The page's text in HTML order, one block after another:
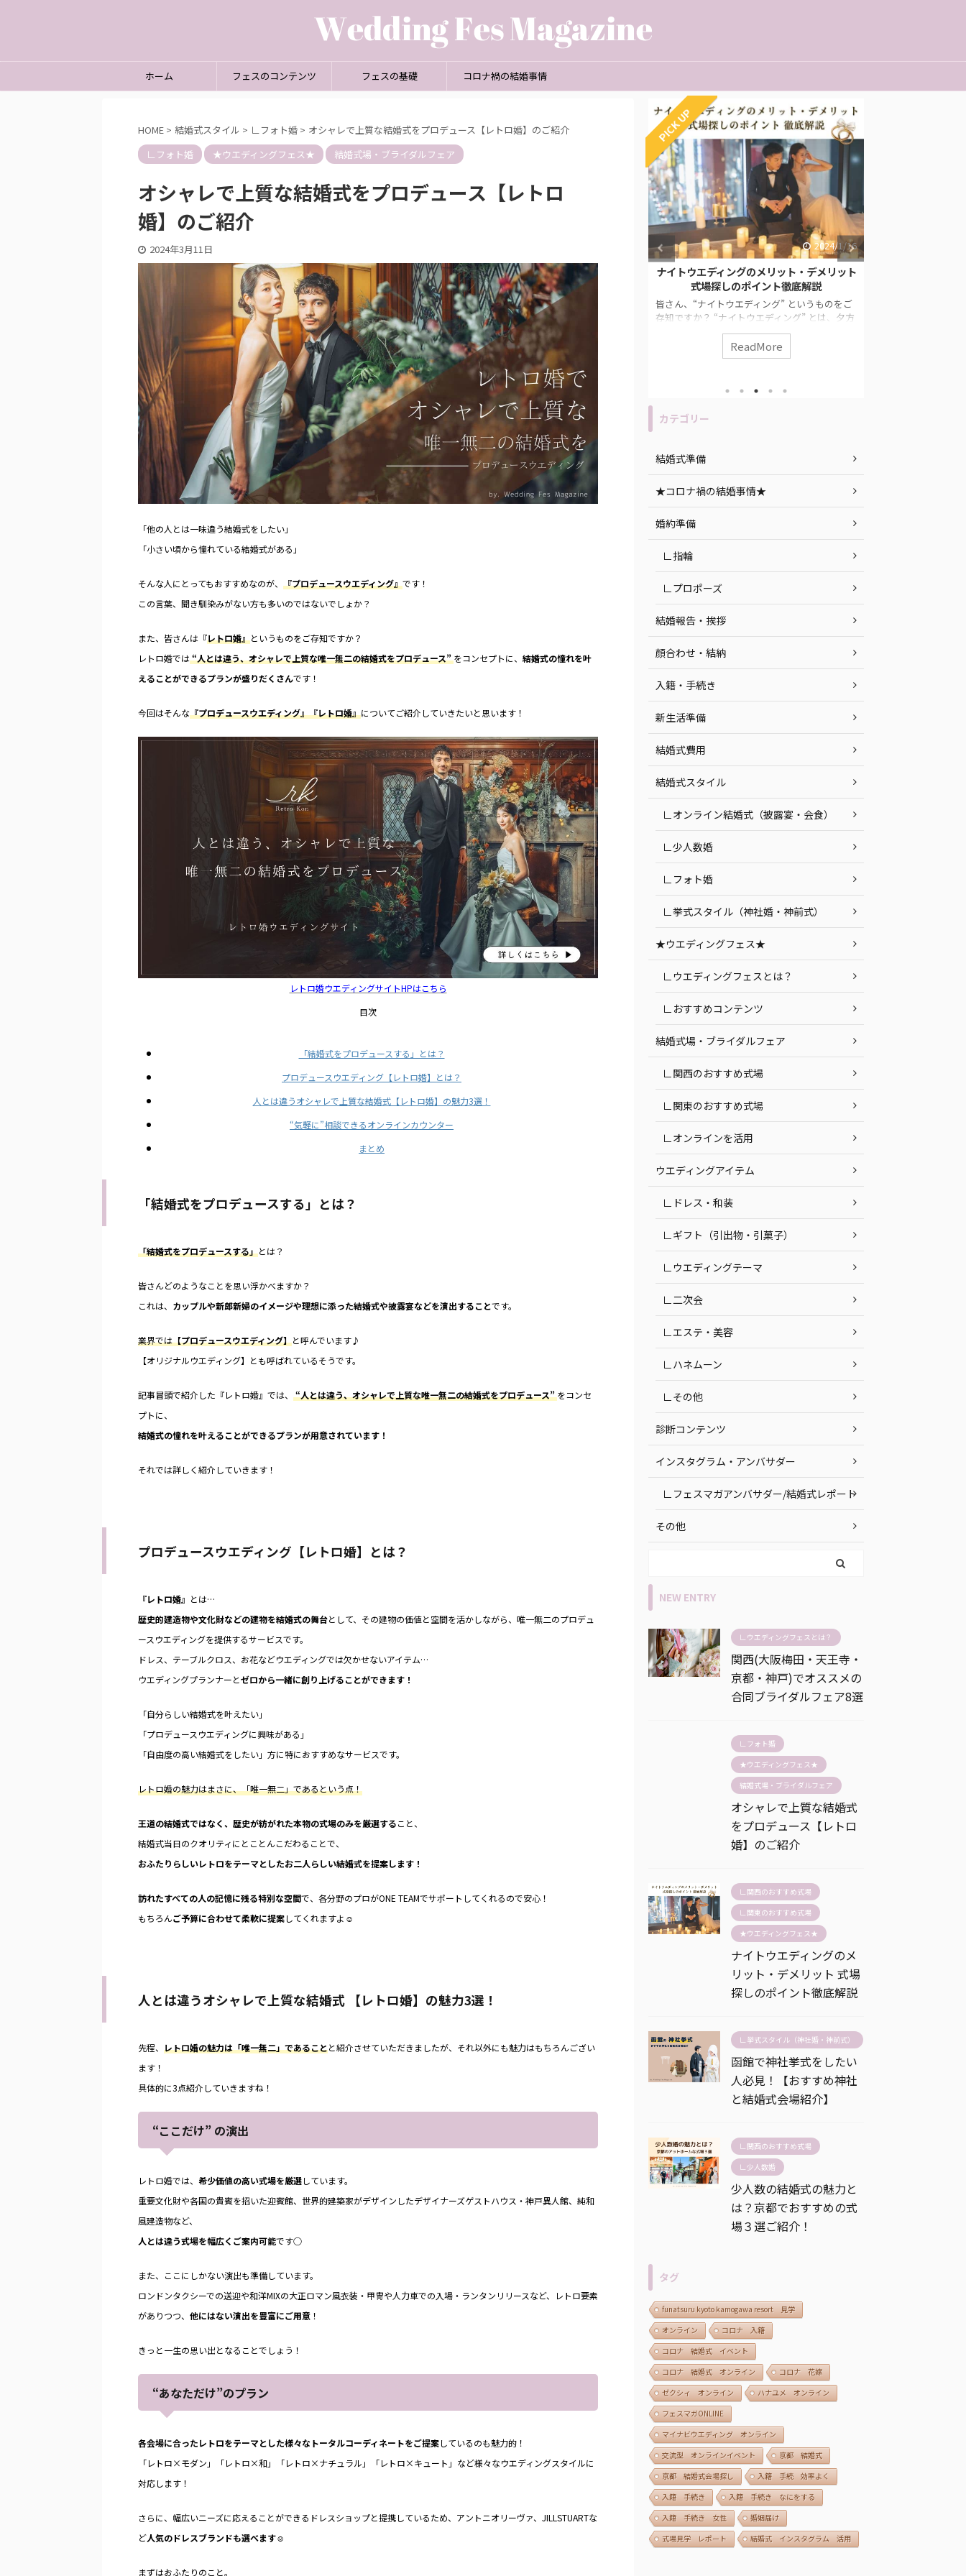
ホーム フェスのコンテンツ フェスの基礎 コロナ禍の結婚事情
HOME > 結婚式スタイル > ∟フォト婚 > オシャレで上質な結婚式をプロデュース【レトロ婚】のご紹介
∟フォト婚
★ウエディングフェス★ 結婚式場・ブライダルフェア
オシャレで上質な結婚式をプロデュース【レトロ
婚】のご紹介
2024年3月11日
「他の人とは一味違う結婚式をしたい」
「小さい頃から憧れている結婚式がある」
そんな人にとってもおすすめなのが、 『プロデュースウエディング』です！
この言葉、聞き馴染みがない方も多いのではないでしょか？
また、皆さんは『レトロ婚』というものをご存知ですか？
レトロ婚では“人とは違う、オシャレで上質な唯一無二の結婚式をプロデュース” をコンセプトに、 結婚式の憧れを叶
えることができるプランが盛りだくさんです！
今回はそんな『プロデュースウエディング』『レトロ婚』についてご紹介していきたいと思います！
レトロ婚ウエディングサイトHPはこちら
目次
「結婚式をプロデュースする」とは？
プロデュースウエディング【レトロ婚】とは？
人とは違うオシャレで上質な結婚式【レトロ婚】の魅力3選！
“気軽に”相談できるオンラインカウンター
まとめ
「結婚式をプロデュースする」とは？
「結婚式をプロデュースする」とは？
皆さんどのようなことを思い浮かべますか？
これは、 カップルや新郎新婦のイメージや理想に添った結婚式や披露宴などを演出することです。
業界では【プロデュースウエディング】と呼んでいます♪
【オリジナルウエディング】とも呼ばれているそうです。
記事冒頭で紹介した『レトロ婚』では、 “人とは違う、オシャレで上質な唯一無二の結婚式をプロデュース” をコンセ
プトに、
結婚式の憧れを叶えることができるプランが用意されています！
それでは詳しく紹介していきます！
プロデュースウエディング【レトロ婚】とは？
『レトロ婚』 とは…
歴史的建造物や文化財などの建物を結婚式の舞台として、その建物の価値と空間を活かしながら、唯一無二のプロデュ
ースウエディングを提供するサービスです。
ドレス、テーブルクロス、お花などウエディングでは欠かせないアイテム…
ウエディングプランナーとゼロから一緒に創り上げることができます！
「自分らしい結婚式を叶えたい」
「プロデュースウエディングに興味がある」
「自由度の高い結婚式をしたい」方に特におすすめなサービスです。
レトロ婚の魅力はまさに、「唯一無二」であるという点！
王道の結婚式ではなく、歴史が紡がれた本物の式場のみを厳選すること、
結婚式当日のクオリティにとことんこだわることで、
おふたりらしいレトロをテーマとしたお二人らしい結婚式を提案します！
訪れたすべての人の記憶に残る特別な空間で、各分野のプロがONE TEAMでサポートしてくれるので安心！
もちろんご予算に合わせて柔軟に提案してくれますよ☺︎
人とは違うオシャレで上質な結婚式 【レトロ婚】の魅力3選！
先程、 レトロ婚の魅力は「唯一無二」であることと紹介させていただきましたが、それ以外にも魅力はもちろんござい
ます！
具体的に3点紹介していきますね！
“ここだけ” の演出
レトロ婚では、 希少価値の高い式場を厳選しています。
重要文化財や各国の貴賓を招いた迎賓館、世界的建築家がデザインしたデザイナーズゲストハウス・神戸異人館、純和
風建造物など、
人とは違う式場を幅広くご案内可能です○
また、ここにしかない演出も準備しています。
ロンドンタクシーでの送迎や和洋MIXの大正ロマン風衣装・甲冑や人力車での入場・ランタンリリースなど、レトロ要素
がありつつ、 他にはない演出を豊富にご用意 ！
きっと一生の思い出となることでしょう！
“あなただけ”のプラン
各会場に合ったレトロをテーマとした様々なトータルコーディネートをご提案しているのも魅力的！
「レトロ×モダン」「レトロ×和」「レトロ×ナチュラル」「レトロ×キュート」など様々なウエディングスタイルに
対応します！
さらに、幅広いニーズに応えることができるドレスショップと提携しているため、アントニオリーヴァ、JILLSTUARTな
ど人気のドレスブランドも選べます☺︎
まずはおふたりのこと。
PICK UP
2025/3/20
阪梅田・天王寺・京都・神戸)でオス
スメの合同ブライダルフェア8選
間がないから1日でたくさんの式場の話
い。 結婚式は一生に一度と言われるだ
婚式場を探す時は、誰もが初めて。 そ
、友達に話を聞いたり、結婚情報誌や
サイトで調べたり、試行錯誤するんだ
くわからない。 かと言って、いきなり
のブライダルフェアに参加するのもち
居が高い。 そんな方にオススメなの
流行りの合同ブライダルフェアへの参
ほぼ営業されないからとりあえ ...
オシャレで上質な結婚式をプロデュース【レ
トロ婚】のご紹介
「他の人とは一味違う結婚式をしたい」 「小さ
い頃から憧れている結婚式がある」 そんな人に
とってもおすすめなのが、『プロデュースウエ
ディング』です！ この言葉、聞き馴染みがない
方も多いのではないでしょか？ また、皆さんは
『レトロ婚』というものをご存知ですか？ レト
ロ婚では “人とは違う、オシャレで上質な唯一
無二の結婚式をプロデュース” をコンセプト
に、結婚式の憧れを叶えることができるプラン
が盛りだくさんです！ 今回はそんな『プロデュ
ースウエディング』『レトロ婚』についてご紹
介していきたいと思います！ レトロ ...
ReadMore
ナイトウエディングのメリット・デメリット
式場探しのポイント徹底解説
皆さん、“ナイトウエディング” というものをご
存知ですか？ “ナイトウエディング” とは、夕方
から夜の時間に行う結婚式のことで、近年とて
も人気な挙式スタイルの一つです！ 挙式や披露
宴の流れ・所要時間は昼の結婚式と変わりあり
ません。 今回は、ナイトウエディングのメリッ
ト・デメリットの説明を始め、「もし実際に挙
げるなら…」おすすめの式場紹介など、ナイト
ウエディングを徹底解説します！ 目次 「ナイト
ウエディング」って何？ ナイトウエディングの
メリット・デメリット ナイトウエディングの式
場探しで気をつけたいポイン ...
ReadMore
2023/11/9
函館で神社挙式をしたい人必見！【おすすめ
神社と結婚式会場紹介】
「函館で神社挙式したいけれど、どの神社がい
いのかわからない…」 「北海道って結婚式への
考え方が違うって聞いたことあるけれど、何か
気をつけないといけないことあるのかな？」 な
んて考えている、そこのあなた！必見です！ 今
イント 函館での神社挙式におすすめの神社紹介
神前式後の披露宴におすすめの結婚式会場｜
挙式する時に気をつ ...
ReadMore
カテゴリー
結婚式準備
★コロナ禍の結婚事情★
婚約準備
∟指輪
∟プロポーズ
結婚報告・挨拶
顔合わせ・結納
入籍・手続き
新生活準備
結婚式費用
結婚式スタイル
∟オンライン結婚式（披露宴・会食）
∟少人数婚
∟フォト婚
∟挙式スタイル（神社婚・神前式）
★ウエディングフェス★
∟ウエディングフェスとは？
∟おすすめコンテンツ
結婚式場・ブライダルフェア
∟関西のおすすめ式場
∟関東のおすすめ式場
∟オンラインを活用
ウエディングアイテム
∟ドレス・和装
∟ギフト（引出物・引菓子）
∟ウエディングテーマ
∟二次会
∟エステ・美容
∟ハネムーン
∟その他
診断コンテンツ
インスタグラム・アンバサダー
∟フェスマガアンバサダー/結婚式レポート
その他
NEW ENTRY
∟ウエディングフェスとは？
関西(大阪梅田・天王寺・
京都・神戸)でオススメの
合同ブライダルフェア8選
∟フォト婚
★ウエディングフェス★
結婚式場・ブライダルフェア
オシャレで上質な結婚式
をプロデュース【レトロ
婚】のご紹介
∟関西のおすすめ式場
∟関東のおすすめ式場
★ウエディングフェス★
ナイトウエディングのメ
リット・デメリット 式場
探しのポイント徹底解説
∟挙式スタイル（神社婚・神前式）
函館で神社挙式をしたい
人必見！【おすすめ神社
と結婚式会場紹介】
∟関西のおすすめ式場
∟少人数婚
少人数の結婚式の魅力と
は？京都でおすすめの式
場３選ご紹介！
タグ
funatsuru kyoto kamogawa resort 見学
オンライン
コロナ 入籍
コロナ 結婚式 イベント
コロナ 結婚式 オンライン
コロナ 花嫁
ゼクシィ オンライン
ハナユメ オンライン
フェスマガONLINE
マイナビウエディング オンライン
交流型 オンラインイベント
京都 結婚式
京都 結婚式会場探し
入籍 手続 効率よく
入籍 手続き
入籍 手続き なにをする
入籍 手続き 女性
婚姻届け
式場見学 レポート
結婚式 インスタグラム 活用